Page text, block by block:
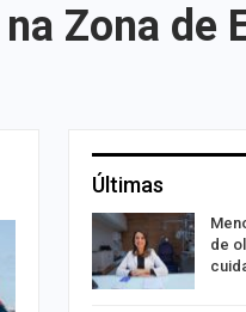
Zona de
Últimas
do
de